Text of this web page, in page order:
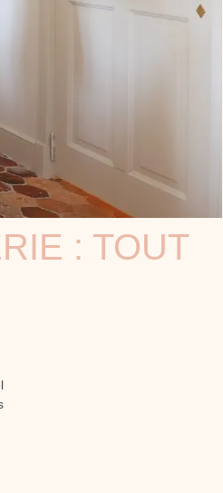
: TOUT